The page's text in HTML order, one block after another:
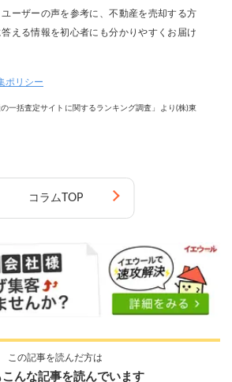
ーザーの声を参考に、不動産を売却する方
える情報を初心者にも分かりやすくお届け
ポリシー
一括査定サイトに関するランキング調査」より(株)東
コラムTOP
この記事を読んだ方は
んな記事を読んでいます
無料診断スタート